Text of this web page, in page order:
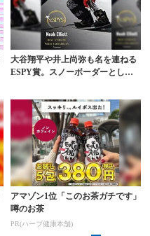
大谷翔平や井上尚弥も名を連ねる
ESPY賞。スノーボーダーとして
アマゾン1位「このお茶ガチです」
噂のお茶
PR(ハーブ健康本舗)